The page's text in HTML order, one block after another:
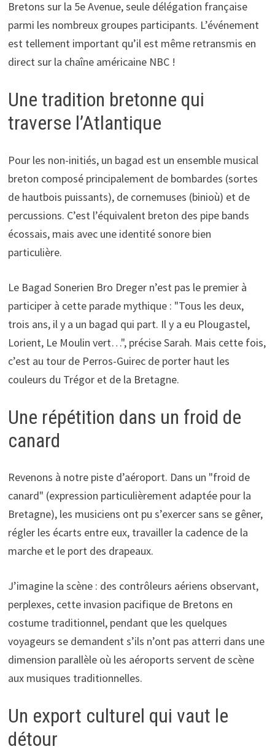
Bretons sur la 5e Avenue, seule délégation française
parmi les nombreux groupes participants. L’événement
est tellement important qu’il est même retransmis en
direct sur la chaîne américaine NBC !
Une tradition bretonne qui
traverse l’Atlantique
Pour les non-initiés, un bagad est un ensemble musical
breton composé principalement de bombardes (sortes
de hautbois puissants), de cornemuses (binioù) et de
percussions. C’est l’équivalent breton des pipe bands
écossais, mais avec une identité sonore bien
particulière.
Le Bagad Sonerien Bro Dreger n’est pas le premier à
participer à cette parade mythique : "Tous les deux,
trois ans, il y a un bagad qui part. Il y a eu Plougastel,
Lorient, Le Moulin vert…", précise Sarah. Mais cette fois,
c’est au tour de Perros-Guirec de porter haut les
couleurs du Trégor et de la Bretagne.
Une répétition dans un froid de
canard
Revenons à notre piste d’aéroport. Dans un "froid de
canard" (expression particulièrement adaptée pour la
Bretagne), les musiciens ont pu s’exercer sans se gêner,
régler les écarts entre eux, travailler la cadence de la
marche et le port des drapeaux.
J’imagine la scène : des contrôleurs aériens observant,
perplexes, cette invasion pacifique de Bretons en
costume traditionnel, pendant que les quelques
voyageurs se demandent s’ils n’ont pas atterri dans une
dimension parallèle où les aéroports servent de scène
aux musiques traditionnelles.
Un export culturel qui vaut le
détour